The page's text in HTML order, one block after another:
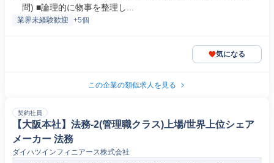
問) ■論理的に物事を整理し...
業界未経験歓迎 +5個
気になる
この企業の類似求人を見る
契約社員
【大阪本社】法務-2(管理職クラス)上場/世界上位シェア
メーカー 法務
ダイハツインフィニアース株式会社